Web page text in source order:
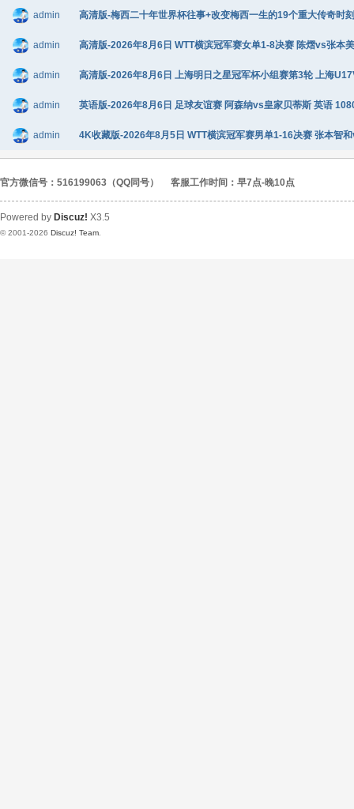
admin 高清版-梅西二十年世界杯往事+改变梅西一生的19个重大传奇
admin 高清版-2026年8月6日 WTT横滨冠军赛女单1-8决赛 陈熠vs张本
admin 高清版-2026年8月6日 上海明日之星冠军杯小组赛第3轮 上海
admin 英语版-2026年8月6日 足球友谊赛 阿森纳vs皇家贝蒂斯 英语
admin 4K收藏版-2026年8月5日 WTT横滨冠军赛男单1-16决赛 张本智
官方微信号：516199063（QQ同号） 客服工作时间：早7点-晚10点
Powered by Discuz! X3.5
© 2001-2026 Discuz! Team